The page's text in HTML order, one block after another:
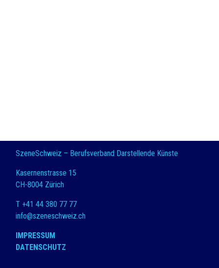
SzeneSchweiz – Berufsverband Darstellende Künste
Kasernenstrasse 15
CH-8004 Zürich
T +41 44 380 77 77
info@szeneschweiz.ch
IMPRESSUM
DATENSCHUTZ